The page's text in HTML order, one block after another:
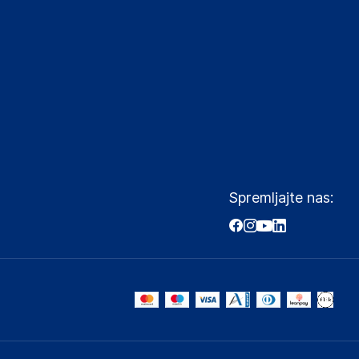
Spremljajte nas: